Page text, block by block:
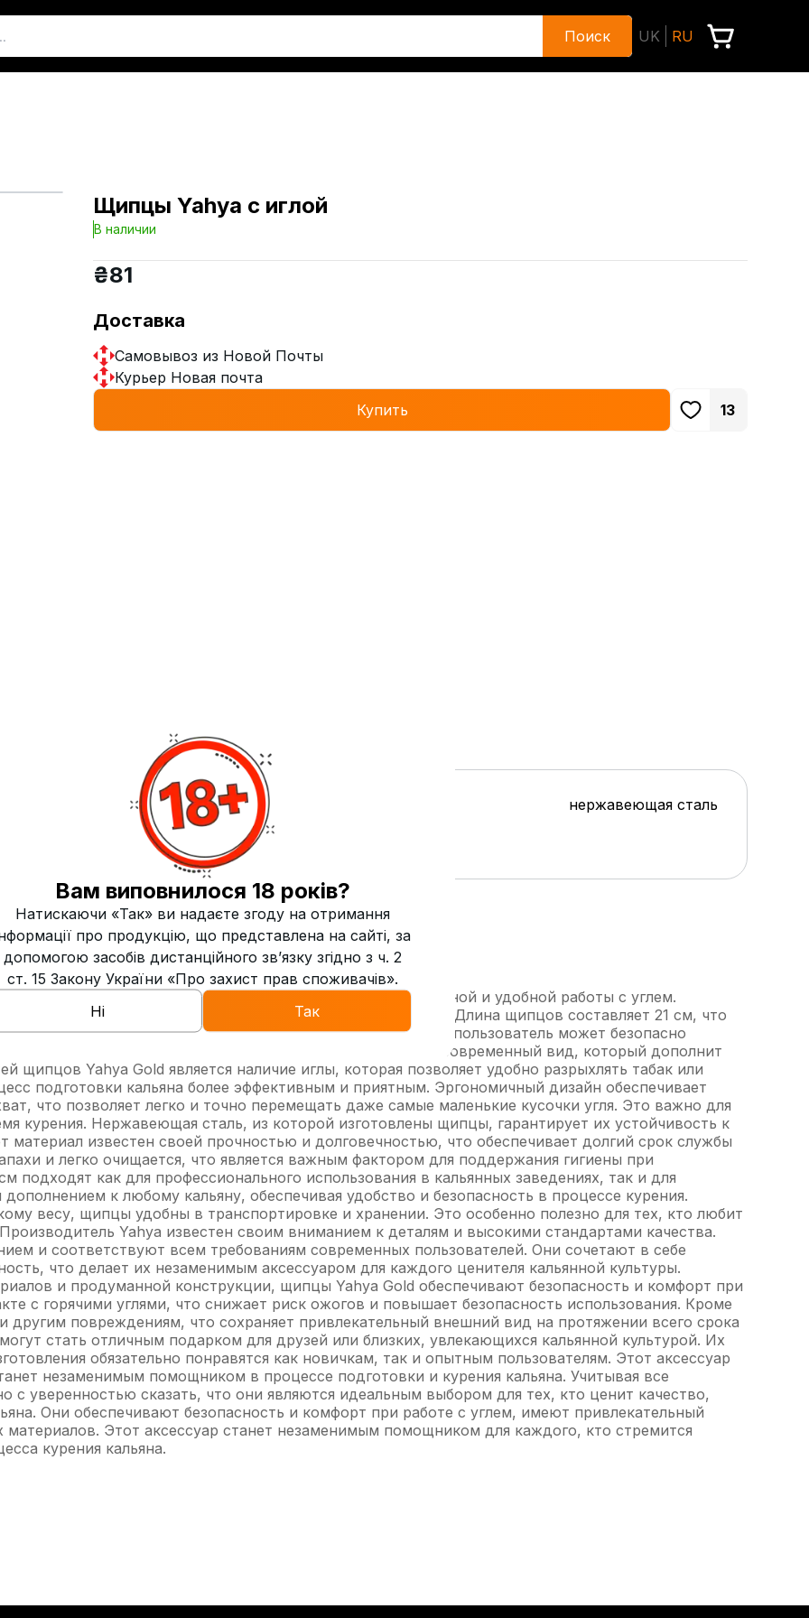
Поиск UK RU
Щипцы Yahya c иглой
В наличии
₴81
Доставка
Самовывоз из Новой Почты
Курьер Новая почта
Купить
13
21 см Материал нержавеющая сталь
Китай
аксессуар, предназначенный для безопасной и удобной работы с углем.
надежность и долговечность в использовании. Длина щипцов составляет 21 см, что
захвата и манипуляций с углем. Благодаря такой длине пользователь может безопасно
ожогов. Золотистый цвет придает щипцам элегантный и современный вид, который дополнит
щипцов Yahya Gold является наличие иглы, которая позволяет удобно разрыхлять табак или
подготовки кальяна более эффективным и приятным. Эргономичный дизайн обеспечивает
что позволяет легко и точно перемещать даже самые маленькие кусочки угля. Это важно для
курения. Нержавеющая сталь, из которой изготовлены щипцы, гарантирует их устойчивость к
известен своей прочностью и долговечностью, что обеспечивает долгий срок службы
и легко очищается, что является важным фактором для поддержания гигиены при
подходят как для профессионального использования в кальянных заведениях, так и для
к любому кальяну, обеспечивая удобство и безопасность в процессе курения.
весу, щипцы удобны в транспортировке и хранении. Это особенно полезно для тех, кто любит
Yahya известен своим вниманием к деталям и высокими стандартами качества.
и соответствуют всем требованиям современных пользователей. Они сочетают в себе
что делает их незаменимым аксессуаром для каждого ценителя кальянной культуры.
и продуманной конструкции, щипцы Yahya Gold обеспечивают безопасность и комфорт при
с горячими углями, что снижает риск ожогов и повышает безопасность использования. Кроме
другим повреждениям, что сохраняет привлекательный внешний вид на протяжении всего срока
стать отличным подарком для друзей или близких, увлекающихся кальянной культурой. Их
обязательно понравятся как новичкам, так и опытным пользователям. Этот аксессуар
незаменимым помощником в процессе подготовки и курения кальяна. Учитывая все
уверенностью сказать, что они являются идеальным выбором для тех, кто ценит качество,
Они обеспечивают безопасность и комфорт при работе с углем, имеют привлекательный
материалов. Этот аксессуар станет незаменимым помощником для каждого, кто стремится
курения кальяна.
Вам виповнилося 18 років?
Натискаючи «Так» ви надаєте згоду на отримання
про продукцію, що представлена на сайті, за
допомогою засобів дистанційного зв’язку згідно з ч. 2
ст. 15 Закону України «Про захист прав споживачів».
Ні
Так